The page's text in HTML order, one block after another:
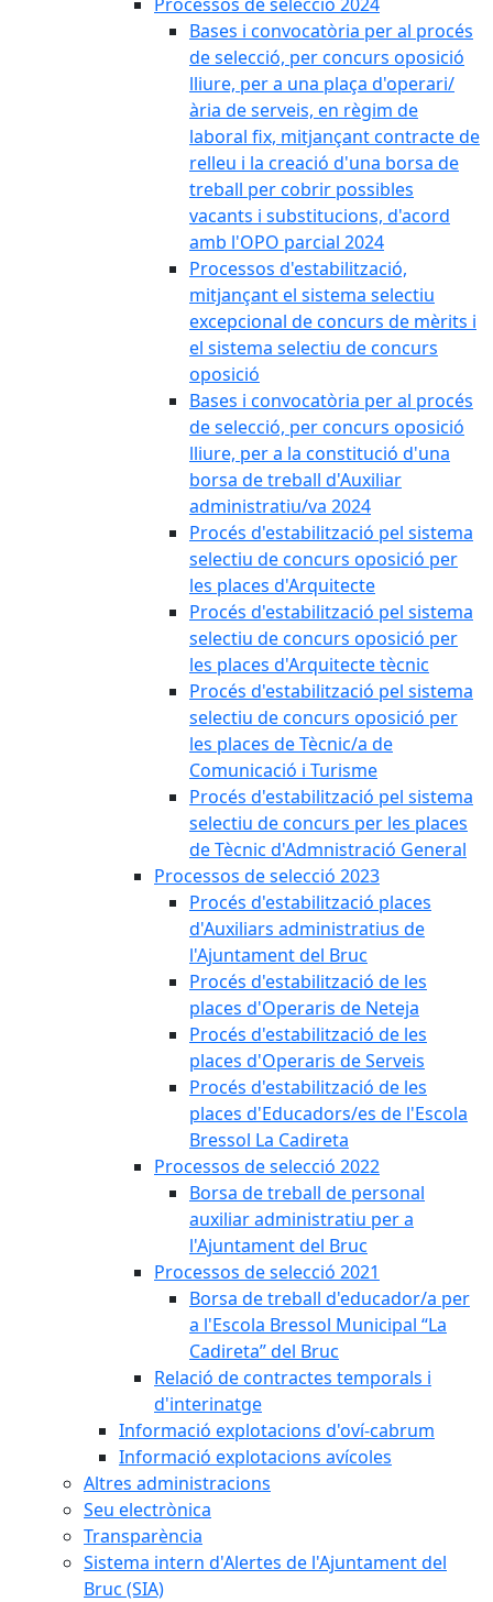
Bases i convocatòria per al procés
de selecció, per concurs oposició
lliure, per a una plaça d'operari/
ària de serveis, en règim de
laboral fix, mitjançant contracte de
relleu i la creació d'una borsa de
treball per cobrir possibles
vacants i substitucions, d'acord
amb l'OPO parcial 2024
Processos d'estabilització,
mitjançant el sistema selectiu
excepcional de concurs de mèrits i
el sistema selectiu de concurs
oposició
Bases i convocatòria per al procés
de selecció, per concurs oposició
lliure, per a la constitució d'una
borsa de treball d'Auxiliar
administratiu/va 2024
Procés d'estabilització pel sistema
selectiu de concurs oposició per
les places d'Arquitecte
Procés d'estabilització pel sistema
selectiu de concurs oposició per
les places d'Arquitecte tècnic
Procés d'estabilització pel sistema
selectiu de concurs oposició per
les places de Tècnic/a de
Comunicació i Turisme
Procés d'estabilització pel sistema
selectiu de concurs per les places
de Tècnic d'Admnistració General
Processos de selecció 2023
Procés d'estabilització places
d'Auxiliars administratius de
l'Ajuntament del Bruc
Procés d'estabilització de les
places d'Operaris de Neteja
Procés d'estabilització de les
places d'Operaris de Serveis
Procés d'estabilització de les
places d'Educadors/es de l'Escola
Bressol La Cadireta
Processos de selecció 2022
Borsa de treball de personal
auxiliar administratiu per a
l'Ajuntament del Bruc
Processos de selecció 2021
Borsa de treball d'educador/a per
a l'Escola Bressol Municipal “La
Cadireta” del Bruc
Relació de contractes temporals i
d'interinatge
Informació explotacions d'oví-cabrum
Informació explotacions avícoles
Altres administracions
Seu electrònica
Transparència
Sistema intern d'Alertes de l'Ajuntament del
Bruc (SIA)